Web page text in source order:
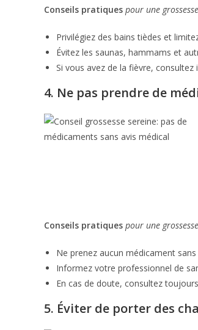
Conseils pratiques pour une
Privilégiez des bains tièdes et
Évitez les saunas, hammams et
Si vous avez de la fièvre,
4. Ne pas prendre de
Conseils pratiques pour une
Ne prenez aucun médicament
Informez votre professionnel de
En cas de doute, consultez
5. Éviter de porter des